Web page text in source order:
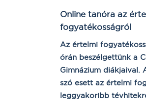
Online tanóra az
fogyatékosságról
Az értelmi
órán beszélgettünk a
Gimnázium diákjaival.
szó esett az értelmi
leggyakoribb